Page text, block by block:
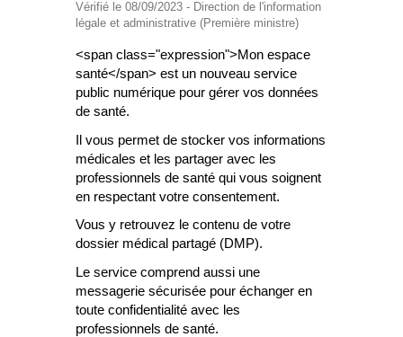
Vérifié le 08/09/2023 - Direction de l'information
légale et administrative (Première ministre)
<span class="expression">Mon espace
santé</span> est un nouveau service
public numérique pour gérer vos données
de santé.
Il vous permet de stocker vos informations
médicales et les partager avec les
professionnels de santé qui vous soignent
en respectant votre consentement.
Vous y retrouvez le contenu de votre
dossier médical partagé (DMP).
Le service comprend aussi une
messagerie sécurisée pour échanger en
toute confidentialité avec les
professionnels de santé.